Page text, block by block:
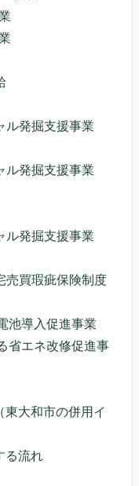
ル発掘支援事業
ル発掘支援事業
ル発掘支援事業
売買瑕疵保険制度
池導入促進事業
省エネ改修促進事
大和市の併用イ
る流れ